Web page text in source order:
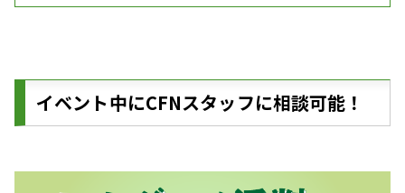
イベント中にCFNスタッフに相談可能！